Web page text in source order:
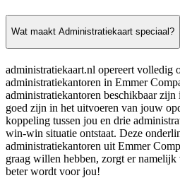
Wat maakt Administratiekaart speciaal?
administratiekaart.nl opereert volledig
administratiekantoren in Emmer
administratiekantoren beschikbaar
goed zijn in het uitvoeren van jouw
koppeling tussen jou en drie
win-win situatie ontstaat. Deze
administratiekantoren uit Emmer
graag willen hebben, zorgt er
beter wordt voor jou!